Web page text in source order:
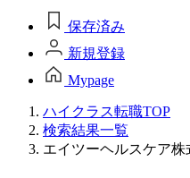
保存済み
新規登録
Mypage
ハイクラス転職TOP
検索結果一覧
エイツーヘルスケア